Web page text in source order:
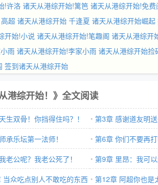
!许洛 诸天从港综开始!篱笆 诸天从港综开始!免费
超 诸天从港综开始 千逢夏 诸天从港综开始崛起
开始!小说 诸天从港综开始!笔趣阁 诸天从港综开
雨 诸天从港综开始!李家小雨 诸天从港综开始捡
签到诸天从港综开始
港综开始！》全文阅读
生双骨！你挡得住吗？！
第3章 感谢道友明
神】
承乐坛第一法师！
第6章 你们不要再打
老公呢？我老公死了！
第9章 里昂：我可
当众吃点别人不敢吃的东西
第12章 阿超你也是